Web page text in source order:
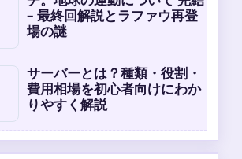
– 最終回解説とラファウ再登
場の謎
サーバーとは？種類・役割・
費用相場を初心者向けにわか
りやすく解説